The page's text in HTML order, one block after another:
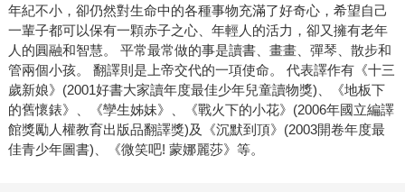
年紀不小，卻仍然對生命中的各種事物充滿了好奇心，希望自己
一輩子都可以保有一顆赤子之心、年輕人的活力，卻又擁有老年
人的圓融和智慧。 平常最常做的事是讀書、畫畫、彈琴、散步和
管兩個小孩。 翻譯則是上帝交代的一項使命。 代表譯作有《十三
歲新娘》(2001好書大家讀年度最佳少年兒童讀物獎)、《地板下
的舊懷錶》、《孿生姊妹》、《戰火下的小花》(2006年國立編譯
館獎勵人權教育出版品翻譯獎)及《沉默到頂》(2003開卷年度最
佳青少年圖書)、《微笑吧! 蒙娜麗莎》等。